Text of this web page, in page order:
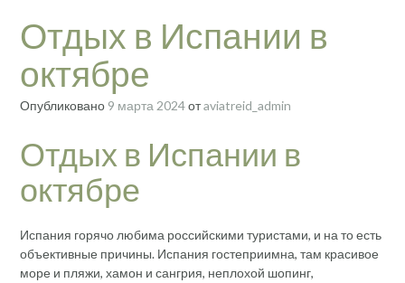
Отдых в Испании в
октябре
Опубликовано 9 марта 2024отaviatreid_admin
Отдых в Испании в
октябре
Испания горячо любима российскими туристами, и на то есть
объективные причины. Испания гостеприимна, там красивое
море и пляжи, хамон и сангрия, неплохой шопинг,